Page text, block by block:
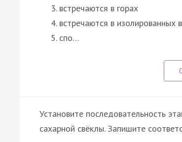
встречаются в горах
встречаются в изолированных
спо…
Установите последовательность
сахарной свёклы. Запишите